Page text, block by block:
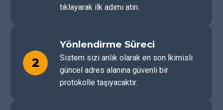
tıklayarak ilk adımı atın.
2
Yönlendirme Süreci
Sistem sizi anlık olarak en son İkimisli
güncel adres alanına güvenli bir
protokolle taşıyacaktır.